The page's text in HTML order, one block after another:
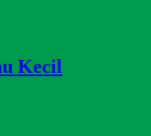
Kecil